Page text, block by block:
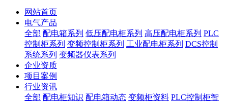
网站首页
电气产品
全部 配电箱系列 低压配电柜系列 高压配电柜系列 PLC
控制柜系列 变频控制柜系列 工业配电柜系列 DCS控制
系统系列 变频器仪表系列
企业资质
项目案例
行业资讯
全部 配电柜知识 配电箱动态 变频柜资料 PLC控制柜智